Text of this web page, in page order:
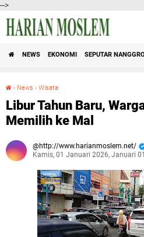
-->
NEWS EKONOMI SEPUTAR
› News › Wisata
Libur Tahun Baru,
Memilih ke Mal
http://www.harianmoslem.net/
Kamis, 01 Januari 2026, Januari